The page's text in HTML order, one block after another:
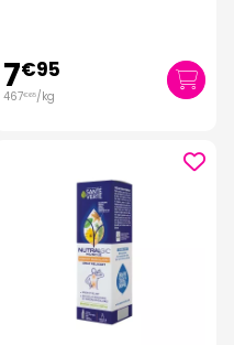
7€95
467€65/kg